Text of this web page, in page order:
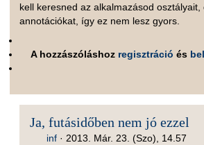
kell keresned az alkalmazásod osztályait,
annotációkat, így ez nem lesz gyors.
A hozzászóláshoz regisztráció és
Ja, futásidőben nem jó ezzel
inf· 2013. Már. 23. (Szo), 14.57